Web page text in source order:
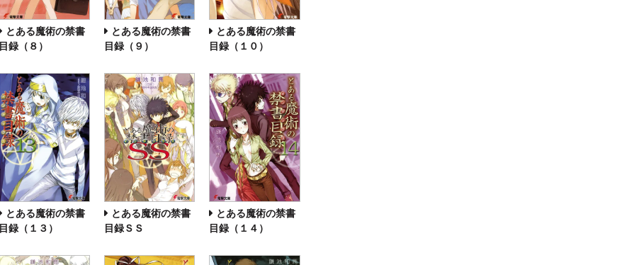
とある魔術の禁書
目録（８）
とある魔術の禁書
目録（９）
とある魔術の禁書
目録（１０）
とある魔術の禁書
目録（１３）
とある魔術の禁書
目録ＳＳ
とある魔術の禁書
目録（１４）